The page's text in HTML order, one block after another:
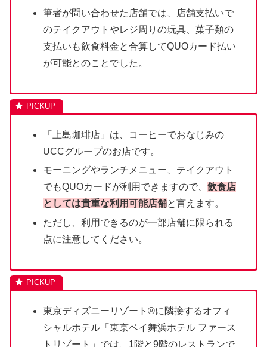
筆者が問い合わせた店舗では、店舗支払いで
のテイクアウトやレジ周りの玩具、菓子類の
支払いも飲食料金と合算してQUOカード払い
が可能とのことでした。
「上島珈琲店」は、コーヒーでおなじみの
UCCグループのお店です。
モーニングやランチメニュー、テイクアウト
でもQUOカードが利用できますので、飲食店
としては貴重な利用可能店舗と言えます。
ただし、利用できるのが一部店舗に限られる
点に注意してください。
東京ディズニーリゾート®に隣接するオフィ
シャルホテル「東京ベイ舞浜ホテル ファース
トリゾート」では、1階と9階のレストランで